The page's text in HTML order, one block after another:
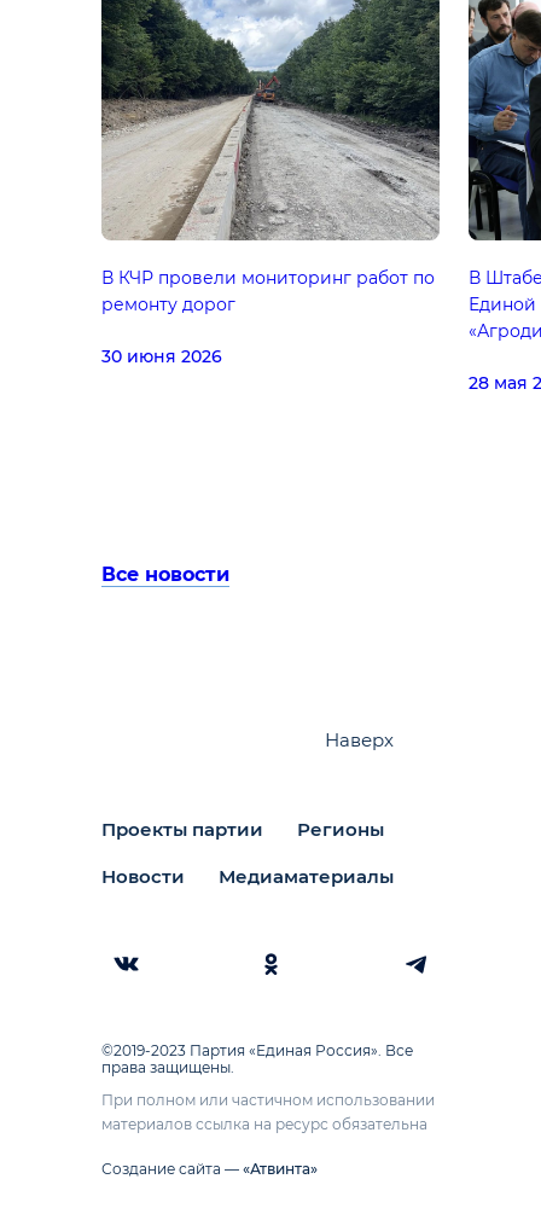
В КЧР провели мониторинг работ по
ремонту дорог
30 июня 2026
В
Единой
28 мая
Все новости
Проекты партии Регионы
Новости Медиаматериалы
Наверх
©2019-2023 Партия «Единая Россия». Все
права защищены.
При полном или частичном использовании
материалов ссылка на ресурс обязательна
Создание сайта — «Атвинта»